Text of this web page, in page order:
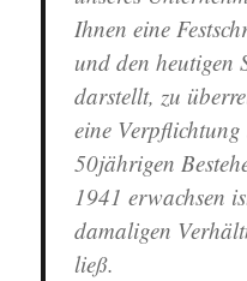
Ihnen eine
und den heutigen
darstellt, zu
eine
50jährigen
1941 erwachsen
damaligen
ließ.